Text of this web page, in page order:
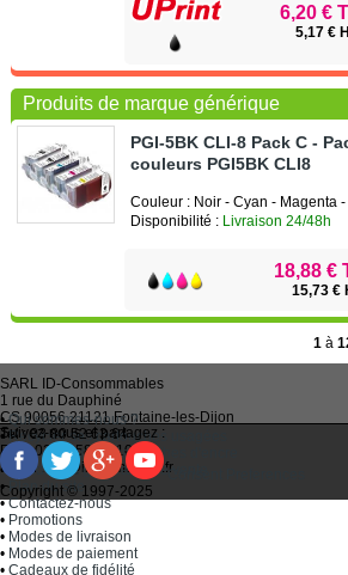
6,20 €
5,17 €
Produits de marque générique
PGI-5BK CLI-8 Pack C -
couleurs PGI5BK CLI8
Couleur : Noir - Cyan - Magenta
Disponibilité : Livraison 24/48h
18,88 €
15,73 €
1 à
SARL ID-Consommables
1 rue du Dauphiné
CS 90056 21121Fontaine-les-Dijon
Tel :03 80 52 63 64
Fax :03 80 58 81 10
Email : idc@imprimantes.fr
•Qui sommes-nous ?
•Recycler ses cartouches usagées
• Bien choisir ses cartouches d'encre
•
Conditions générales de vente
•Plan du site
•Contactez-nous
• Promotions
• Modes de livraison
• Modes de paiement
• Cadeaux de fidélité
Suivez-nous et partagez :
Consent Preferences
Copyright © 1997-2025